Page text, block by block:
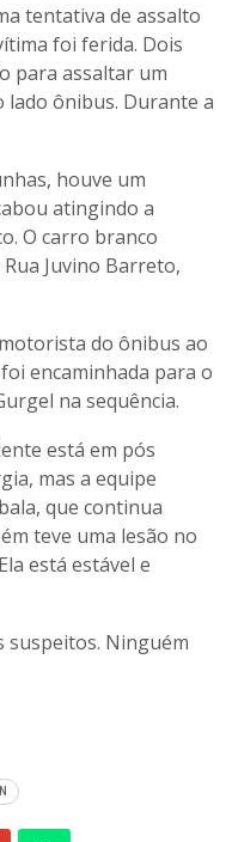
tentativa de assalto
foi ferida. Dois
para assaltar um
lado ônibus. Durante a
houve um
atingindo a
O carro branco
Juvino Barreto,
do ônibus ao
encaminhada para o
na sequência.
está em pós
mas a equipe
que continua
teve uma lesão no
está estável e
suspeitos. Ninguém